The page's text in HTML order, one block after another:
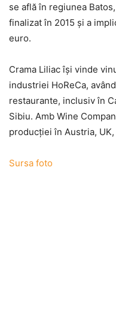
se află în regiunea
finalizat în 2015 şi a
euro.
Crama Liliac îşi vinde
industriei HoReCa,
restaurante, inclusiv în
Sibiu. Amb Wine
producţiei în Austria,
Sursa foto